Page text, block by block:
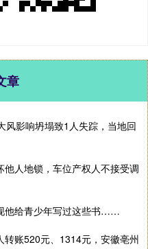
章
风影响坍塌致1人失踪，当地回
人地锁，车位产权人不接受调
他给青少年写过这些书……
账520元、1314元，安徽亳州